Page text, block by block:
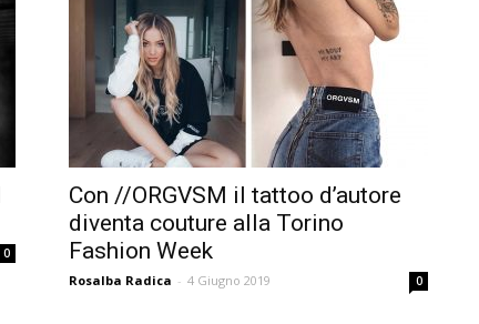
0
Con //ORGVSM il tattoo d’autore
diventa couture alla Torino
Fashion Week
Rosalba Radica - 4 Giugno 2019 0